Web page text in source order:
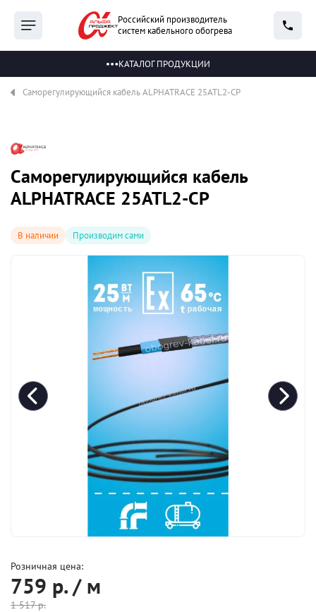
Российский производитель
систем кабельного обогрева
КАТАЛОГ ПРОДУКЦИИ
Саморегулирующийся кабель ALPHATRACE 25ATL2-CP
В наличии Производим сами
Саморегулирующийся кабель
ALPHATRACE 25ATL2-CP
Розничная цена:
759 р. / м
1 517р.